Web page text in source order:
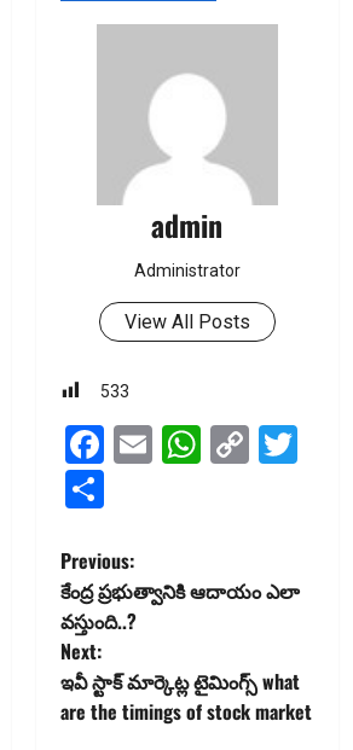
admin
Administrator
View All Posts
533
Facebook
EmailWhatsApp
Copy
P
o
s
t
Previous:
కేంద్ర ప్రభుత్వానికి ఆదాయం ఎలా
వ‌స్తుంది..?
Next:
ఇవీ స్టాక్ మార్కెట్ల టైమింగ్స్‌ what
are the timings of stock market